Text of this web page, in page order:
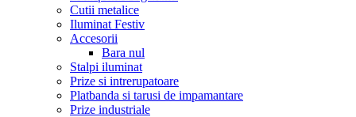
Cutii metalice
Iluminat Festiv
Accesorii
Bara nul
Stalpi iluminat
Prize si intrerupatoare
Platbanda si tarusi de impamantare
Prize industriale